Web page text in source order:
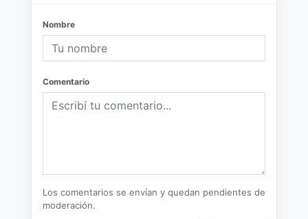
Nombre
Comentario
Los comentarios se envían y quedan pendientes de
moderación.